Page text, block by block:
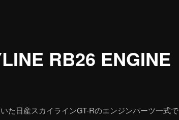
RB26 ENGINE
た日産スカイラインGT-Rのエンジンパーツ一式で